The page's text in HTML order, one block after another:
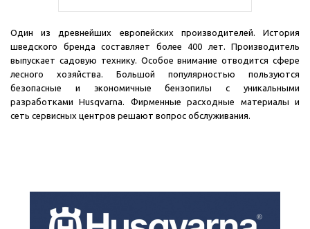
Один из древнейших европейских производителей. История
шведского бренда составляет более 400 лет. Производитель
выпускает садовую технику. Особое внимание отводится сфере
лесного хозяйства. Большой популярностью пользуются
безопасные и экономичные бензопилы с уникальными
разработками Husqvarna. Фирменные расходные материалы и
сеть сервисных центров решают вопрос обслуживания.